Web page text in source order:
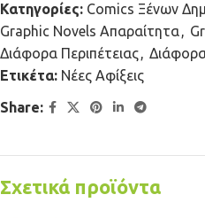
Κατηγορίες: Comics Ξένων
Graphic Novels Απαραίτητα,
Διάφορα Περιπέτειας,
Ετικέτα: Νέες Αφίξεις
Share:
Σχετικά προϊόντα